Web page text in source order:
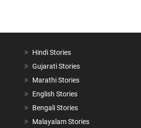
Hindi Stories
Gujarati Stories
Marathi Stories
English Stories
Bengali Stories
Malayalam Stories